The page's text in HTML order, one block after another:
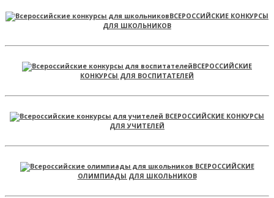
ВСЕРОССИЙСКИЕ КОНКУРСЫ
ДЛЯ ШКОЛЬНИКОВ
ВСЕРОССИЙСКИЕ
КОНКУРСЫ ДЛЯ ВОСПИТАТЕЛЕЙ
ВСЕРОССИЙСКИЕ КОНКУРСЫ
ДЛЯ УЧИТЕЛЕЙ
ВСЕРОССИЙСКИЕ
ОЛИМПИАДЫ ДЛЯ ШКОЛЬНИКОВ